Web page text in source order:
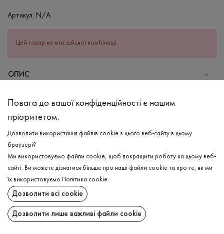
Артикул: N/A
Цей товар не має дійсної комбінації.
ОПИС
Бавовна - 50%, Акрил - 50%
Прання в холодній воді (до 30 ° C)
Відбілювання заборонено
Прасувати при середній температурі
Щадний віджим і сушка
Щадна хімчистка
ДОСТАВКА
ПОВЕРНЕННЯ
Повага до вашої конфіденційності є нашим
пріоритетом.
Дозволити використання файлів cookie з цього веб-сайту в цьому
браузері?
Ми використовуємо файли cookie, щоб покращити роботу на цьому веб-
сайті. Ви можете дізнатися більше про наші файли cookie та про те, як ми
їх використовуємо
Політика cookie.
Дозволити всі cookie
Дозволити лише важливі файли cookie